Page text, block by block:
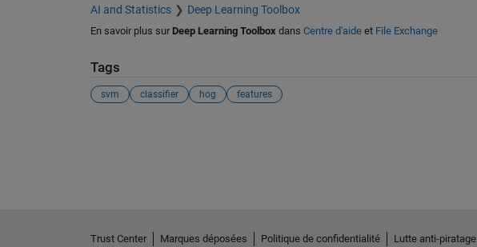
AI and Statistics Deep Learning Toolbox
En savoir plus sur Deep Learning Toolbox dans Centre d'aideet File Exchange
Tags
svm classifier hog features
Trust Center Marques déposées Politique de confidentialité Lutte anti-piratage